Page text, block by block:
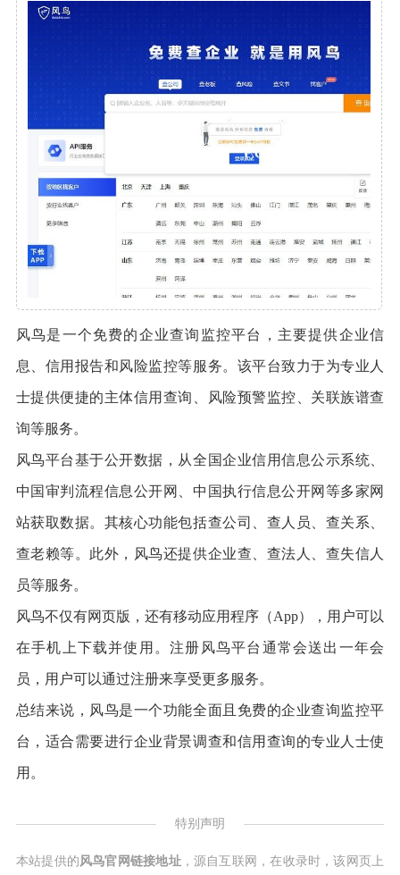
风鸟是一个免费的企业查询监控平台，主要提供企业信
息、信用报告和风险监控等服务。该平台致力于为专业人
士提供便捷的主体信用查询、风险预警监控、关联族谱查
询等服务。
风鸟平台基于公开数据，从全国企业信用信息公示系统、
中国审判流程信息公开网、中国执行信息公开网等多家网
站获取数据。其核心功能包括查公司、查人员、查关系、
查老赖等。此外，风鸟还提供企业查、查法人、查失信人
员等服务。
风鸟不仅有网页版，还有移动应用程序（App），用户可以
在手机上下载并使用。注册风鸟平台通常会送出一年会
员，用户可以通过注册来享受更多服务。
总结来说，风鸟是一个功能全面且免费的企业查询监控平
台，适合需要进行企业背景调查和信用查询的专业人士使
用。
特别声明
本站提供的 风鸟官网链接地址，源自互联网，在收录时，该网页上